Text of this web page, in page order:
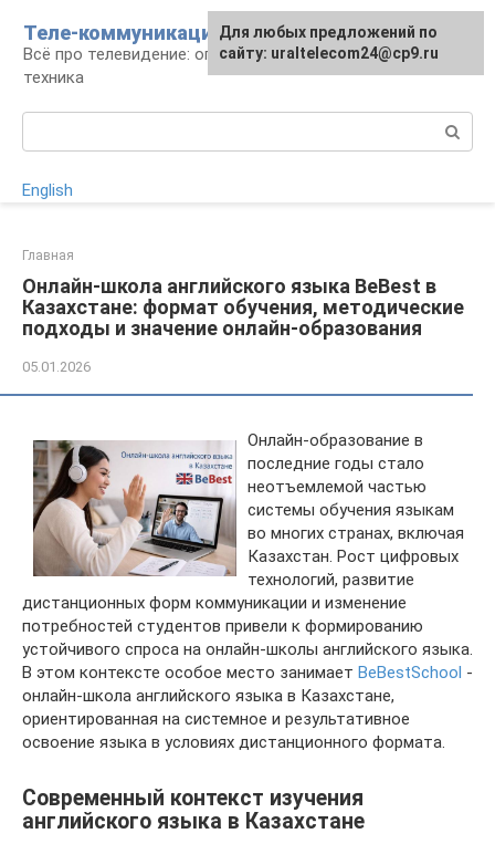
контенту
Теле-коммуникации
Всё про телевидение: операторы, технологии,
техника
English
Главная
Онлайн-школа английского языка BeBest в
Казахстане: формат обучения, методические
подходы и значение онлайн-образования
05.01.2026
Онлайн-образование в
последние годы стало
неотъемлемой частью
системы обучения языкам
во многих странах, включая
Казахстан. Рост цифровых
технологий, развитие
дистанционных форм коммуникации и изменение
потребностей студентов привели к формированию
устойчивого спроса на онлайн-школы английского языка.
В этом контексте особое место занимает BeBestSchool -
онлайн-школа английского языка в Казахстане,
ориентированная на системное и результативное
освоение языка в условиях дистанционного формата.
Современный контекст изучения
английского языка в Казахстане
Для любых предложений по
сайту: uraltelecom24@cp9.ru